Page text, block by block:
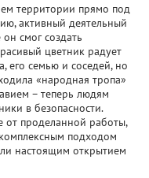
территории прямо под
активный деятельный
смог создать
цветник радует
его семью и соседей, но
«народная тропа»
– теперь людям
в безопасности.
от проделанной работы,
подходом
настоящим открытием